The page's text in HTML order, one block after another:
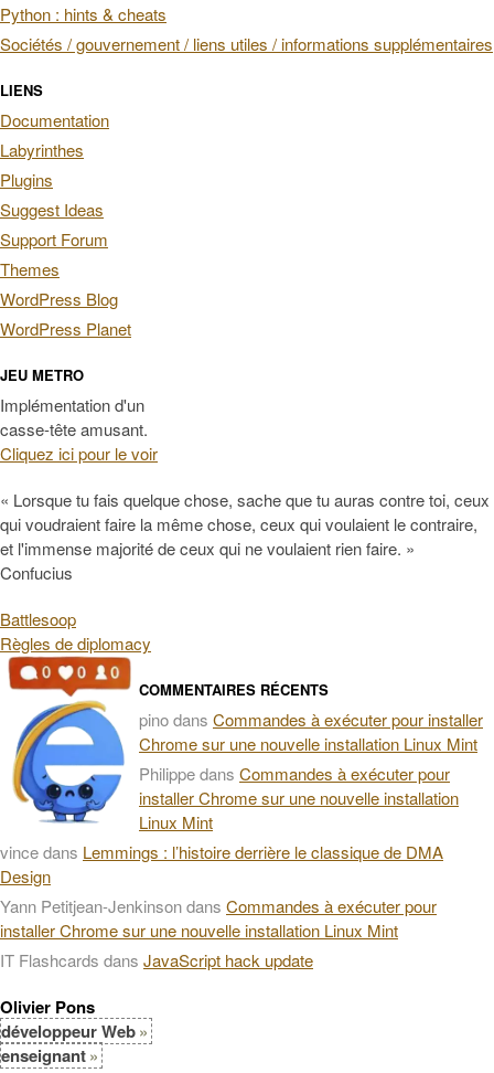
Python : hints & cheats
Sociétés / gouvernement / liens utiles / informations supplémentaires
LIENS
Documentation
Labyrinthes
Plugins
Suggest Ideas
Support Forum
Themes
WordPress Blog
WordPress Planet
JEU METRO
Implémentation d'un
casse-tête amusant.
Cliquez ici pour le voir
« Lorsque tu fais quelque chose, sache que tu auras contre toi, ceux
qui voudraient faire la même chose, ceux qui voulaient le contraire,
et l'immense majorité de ceux qui ne voulaient rien faire. »
Confucius
Battlesoop
Règles de diplomacy
COMMENTAIRES RÉCENTS
pinodans Commandes à exécuter pour installer
Chrome sur une nouvelle installation Linux Mint
Philippedans Commandes à exécuter pour
installer Chrome sur une nouvelle installation
Linux Mint
vincedans Lemmings : l’histoire derrière le classique de DMA
Design
Yann Petitjean-Jenkinsondans Commandes à exécuter pour
installer Chrome sur une nouvelle installation Linux Mint
IT Flashcards dans JavaScript hack update
Olivier Pons
développeur Web
enseignant